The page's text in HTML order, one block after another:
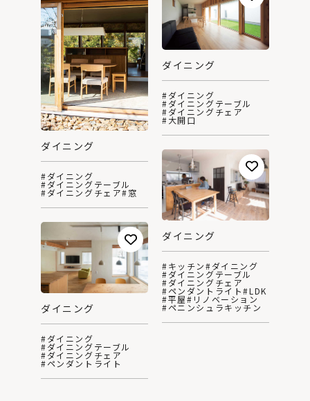
ダイニング
#ダイニング
#ダイニングテーブル
#ダイニングチェア#窓
ダイニング
#ダイニング
#ダイニングテーブル
#ダイニングチェア
#大開口
ダイニング
#キッチン#ダイニング
#ダイニングテーブル
#ダイニングチェア
#ペンダントライト#LDK
#平屋#リノベーション
#ペニンシュラキッチン
ダイニング
#ダイニング
#ダイニングテーブル
#ダイニングチェア
#ペンダントライト